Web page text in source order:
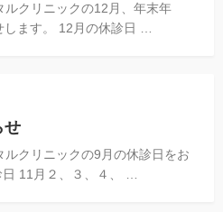
ルクリニックの12月、年末年
します。 12月の休診日 …
せ
ルクリニックの9月の休診日をお
11月２、３、４、 …